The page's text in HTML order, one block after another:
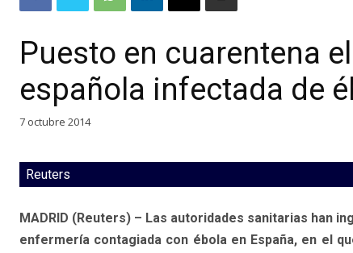
Puesto en cuarentena
española infectada de
7 octubre 2014
Reuters
MADRID (Reuters) – Las autoridades sanitarias han
enfermería contagiada con ébola en España, en el